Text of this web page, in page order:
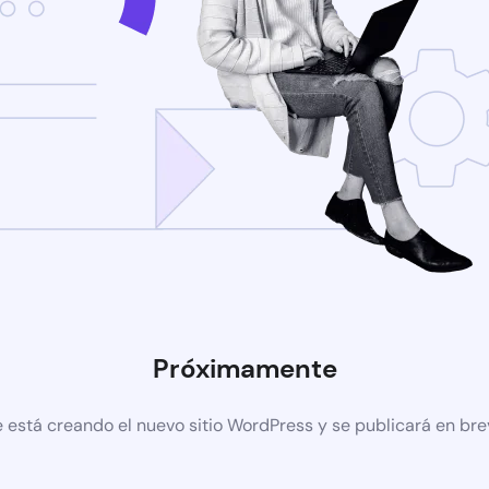
Próximamente
está creando el nuevo sitio WordPress y se publicará en